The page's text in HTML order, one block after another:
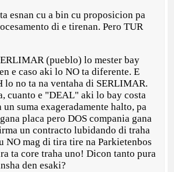
esnan cu a bin cu proposicion pa
di e tirenan. Pero TUR
(pueblo) lo mester bay
e caso aki lo NO ta diferente. E
lo no ta na ventaha di SERLIMAR.
cuanto e "DEAL" aki lo bay costa
suma exageradamente halto, pa
placa pero DOS compania gana
un contracto lubidando di traha
NO mag di tira tire na Parkietenbos
ta core traha uno! Dicon tanto pura
den esaki?